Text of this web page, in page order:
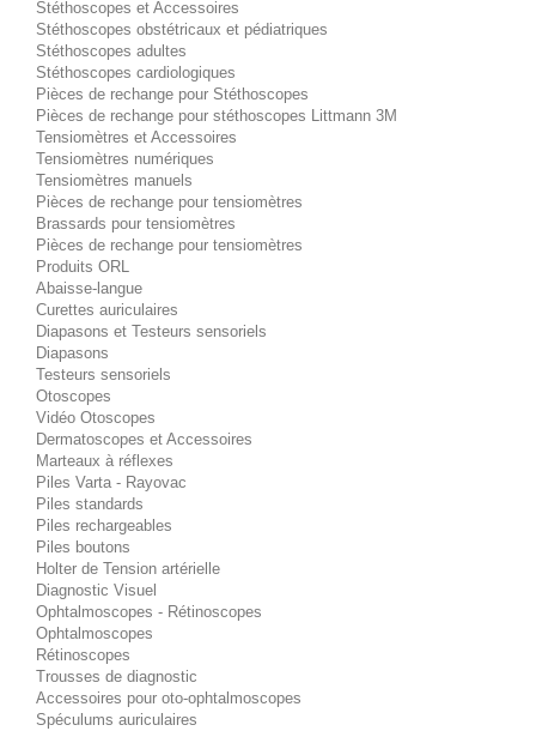
Stéthoscopes et Accessoires
Stéthoscopes obstétricaux et pédiatriques
Stéthoscopes adultes
Stéthoscopes cardiologiques
Pièces de rechange pour Stéthoscopes
Pièces de rechange pour stéthoscopes Littmann 3M
Tensiomètres et Accessoires
Tensiomètres numériques
Tensiomètres manuels
Pièces de rechange pour tensiomètres
Brassards pour tensiomètres
Pièces de rechange pour tensiomètres
Produits ORL
Abaisse-langue
Curettes auriculaires
Diapasons et Testeurs sensoriels
Diapasons
Testeurs sensoriels
Otoscopes
Vidéo Otoscopes
Dermatoscopes et Accessoires
Marteaux à réflexes
Piles Varta - Rayovac
Piles standards
Piles rechargeables
Piles boutons
Holter de Tension artérielle
Diagnostic Visuel
Ophtalmoscopes - Rétinoscopes
Ophtalmoscopes
Rétinoscopes
Trousses de diagnostic
Accessoires pour oto-ophtalmoscopes
Spéculums auriculaires